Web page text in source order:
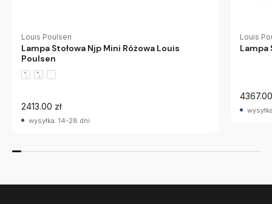
Louis Poulsen
Lampa Stołowa Njp Mini Różowa Louis
Poulsen
2413.00 zł
wysyłka: 14-28 dni
Louis
Lampa